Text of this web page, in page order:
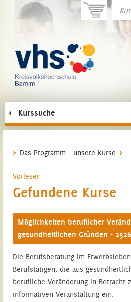
Kurssuche
Das Programm - unsere Kurse
Vorlesen
Gefundene Kurse
Möglichkeiten beruflicher
gesundheitlichen Gründen -
Die Berufsberatung im
Berufstätigen, die aus
berufliche Veränderung in Betracht
informativen Veranstaltung ein.